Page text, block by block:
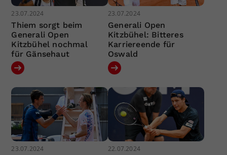
23.07.2024
Thiem sorgt beim
Generali Open
Kitzbühel nochmal
für Gänsehaut
23.07.2024
Generali Open
Kitzbühel: Bitteres
Karriereende für
Oswald
23.07.2024 22.07.2024